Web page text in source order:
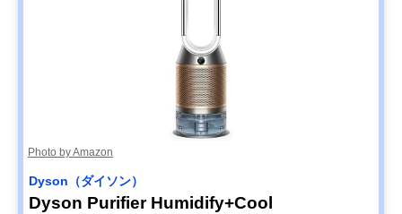
Photo by Amazon
Dyson（ダイソン）
Dyson Purifier Humidify+Cool